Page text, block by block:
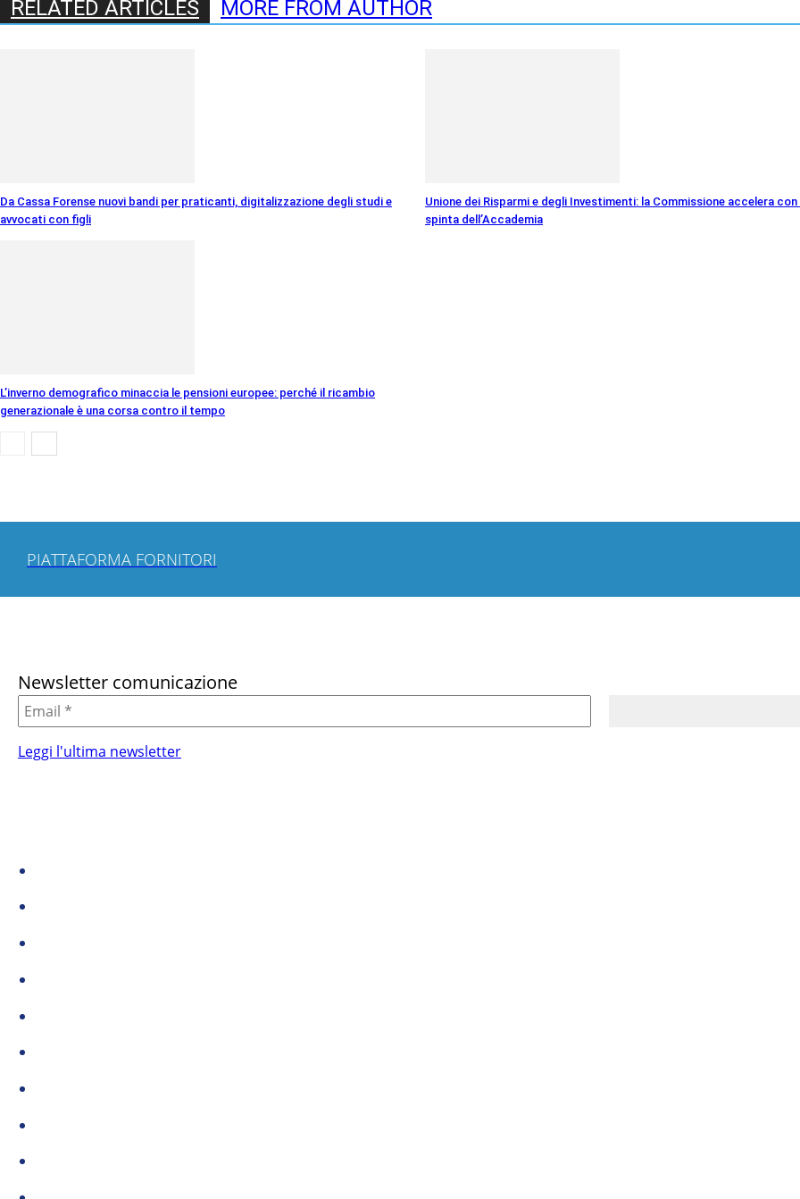
RELATED ARTICLES MORE FROM AUTHOR
Da Cassa Forense nuovi bandi per praticanti, digitalizzazione degli studi e
avvocati con figli
Unione dei Risparmi e degli Investimenti: la Commissione accelera con
spinta dell’Accademia
L’inverno demografico minaccia le pensioni europee: perché il ricambio
generazionale è una corsa contro il tempo
PIATTAFORMA FORNITORI
Newsletter comunicazione
Leggi l'ultima newsletter